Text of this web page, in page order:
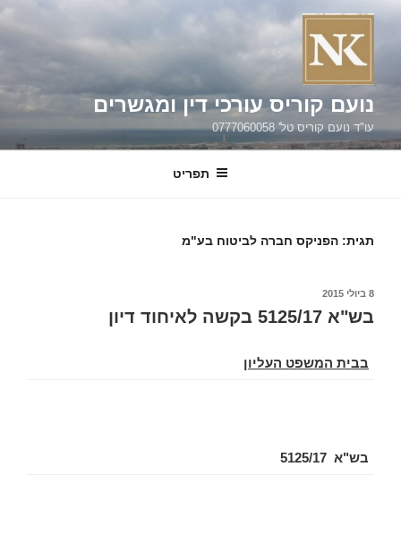
דילוג
נועם קוריס עורכי דין ומגשרים
עו"ד נועם קוריס טל' 0777060058
תפריט
תגית: הפניקס חברה לביטוח בע"מ
פורסם
8 ביולי 2015
בש"א 5125/17 בקשה לאיחוד דיון
בבית המשפט העליון
בש"א 5125/17